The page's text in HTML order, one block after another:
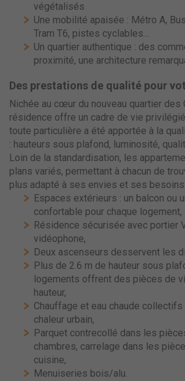
végétalisés
Une mobilité apaisée : Métro A,
Tram T6, pistes cyclables…
Un quartier authentique : des
proximité, une architecture
Des prestations de qualité pour
Nichée au cœur du nouveau quartier des
résidence offre un cadre de vie
toute particulière a été apportée à la
: hauteurs sous plafond, luminosité,
Loin de la standardisation, les
plans variés, permettant à chacun de
plus adapté à ses envies et ses besoins.
Espaces extérieurs : un balcon ou
confortable pour chaque logement,
Résidence sécurisée avec portier
vidéophone,
Deux ascenseurs desservent les
Plus de 2.6 m de hauteur sous
logements offrent des pièces de
hauteur,
Chauffage et eau chaude
chaleur urbain,
Parquet contrecollé dans les
chambres, carrelage dans les
cuisine,
Menuiseries bois/alu.